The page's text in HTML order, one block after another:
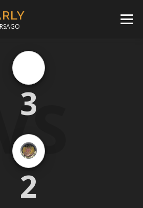
Menù
CORSO CALCIO A 5
MINIBASKET
VS
3
2